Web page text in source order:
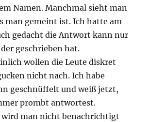
Namen. Manchmal sieht man
man gemeint ist. Ich hatte am
gedacht die Antwort kann nur
geschrieben hat.
wollen die Leute diskret
nicht nach. Ich habe
geschnüffelt und weiß jetzt,
prombt antwortest.
wird man nicht benachrichtigt